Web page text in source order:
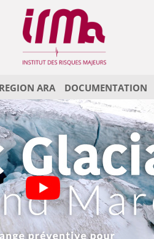
REGION ARA DOCUMENTATION